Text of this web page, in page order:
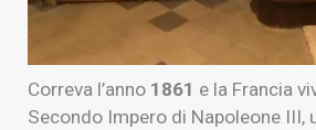
Correva l’anno 1861 e la Francia
Secondo Impero di Napoleone III,